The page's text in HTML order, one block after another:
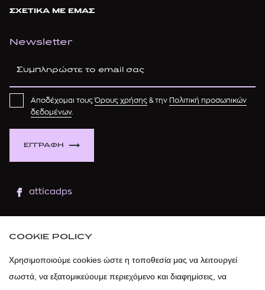
ΣΧΕΤΙΚΑ ΜΕ ΕΜΑΣ
Newsletter
ΕΓΓΡΑΦΗ
Αποδέχομαι τουςΌρους χρήσης & την Πολιτική προσωπικών
δεδομένων.
atticadps
atticadps
COOKIE POLICY
Χρησιμοποιούμε cookies ώστε η τοποθεσία μας να λειτουργεί
σωστά, να εξατομικεύουμε περιεχόμενο και διαφημίσεις, να